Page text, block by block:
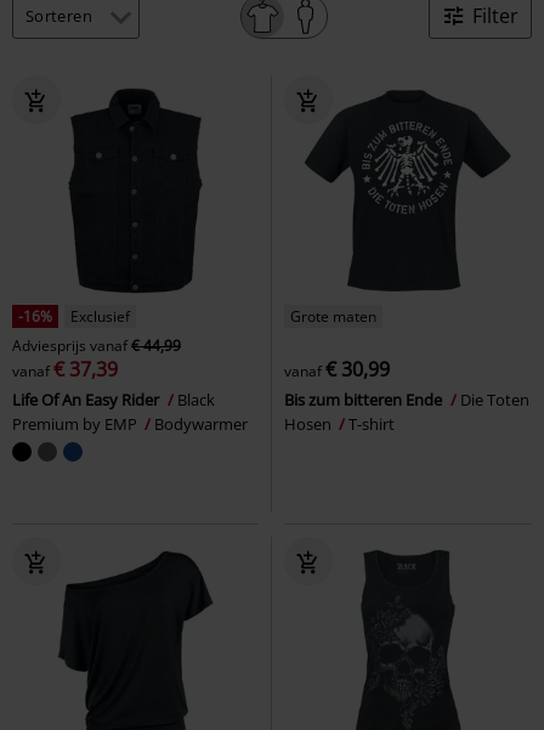
Filter
-16%
Exclusief
Adviesprijs vanaf€ 44,99
vanaf€ 37,39
Life Of An Easy Rider
Black
Premium by EMP
Bodywarmer
Grote maten
vanaf€ 30,99
Bis zum bitteren Ende
Die Toten
Hosen
T-shirt